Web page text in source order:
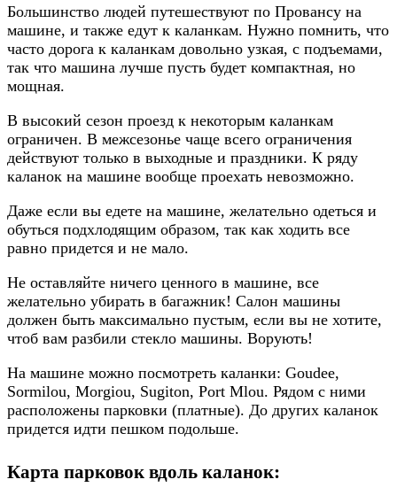
Большинство людей путешествуют по Провансу на
машине, и также едут к каланкам. Нужно помнить, что
часто дорога к каланкам довольно узкая, с подъемами,
так что машина лучше пусть будет компактная, но
мощная.
В высокий сезон проезд к некоторым каланкам
ограничен. В межсезонье чаще всего ограничения
действуют только в выходные и праздники. К ряду
каланок на машине вообще проехать невозможно.
Даже если вы едете на машине, желательно одеться и
обуться подхлодящим образом, так как ходить все
равно придется и не мало.
Не оставляйте ничего ценного в машине, все
желательно убирать в багажник! Салон машины
должен быть максимально пустым, если вы не хотите,
чтоб вам разбили стекло машины. Ворують!
На машине можно посмотреть каланки: Goudee,
Sormilou, Morgiou, Sugiton, Port Mlou. Рядом с ними
расположены парковки (платные). До других каланок
придется идти пешком подольше.
Карта парковок вдоль каланок: